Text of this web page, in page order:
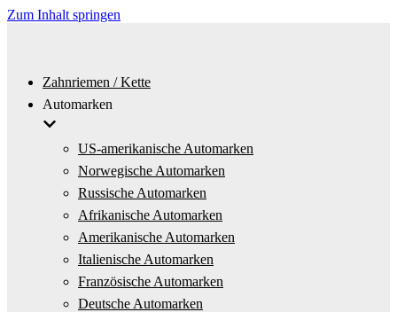
Zum Inhalt springen
Zahnriemen / Kette
Automarken
US-amerikanische Automarken
Norwegische Automarken
Russische Automarken
Afrikanische Automarken
Amerikanische Automarken
Italienische Automarken
Französische Automarken
Deutsche Automarken